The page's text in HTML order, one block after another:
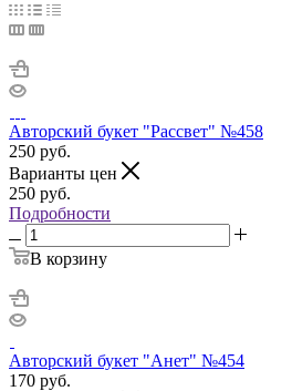
Авторский букет "Рассвет" №458
250 руб.
Варианты цен
250 руб.
Подробности
В корзину
Авторский букет "Анет" №454
170 руб.